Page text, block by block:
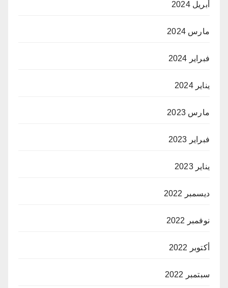
أبريل 2024
مارس 2024
فبراير 2024
يناير 2024
مارس 2023
فبراير 2023
يناير 2023
ديسمبر 2022
نوفمبر 2022
أكتوبر 2022
سبتمبر 2022